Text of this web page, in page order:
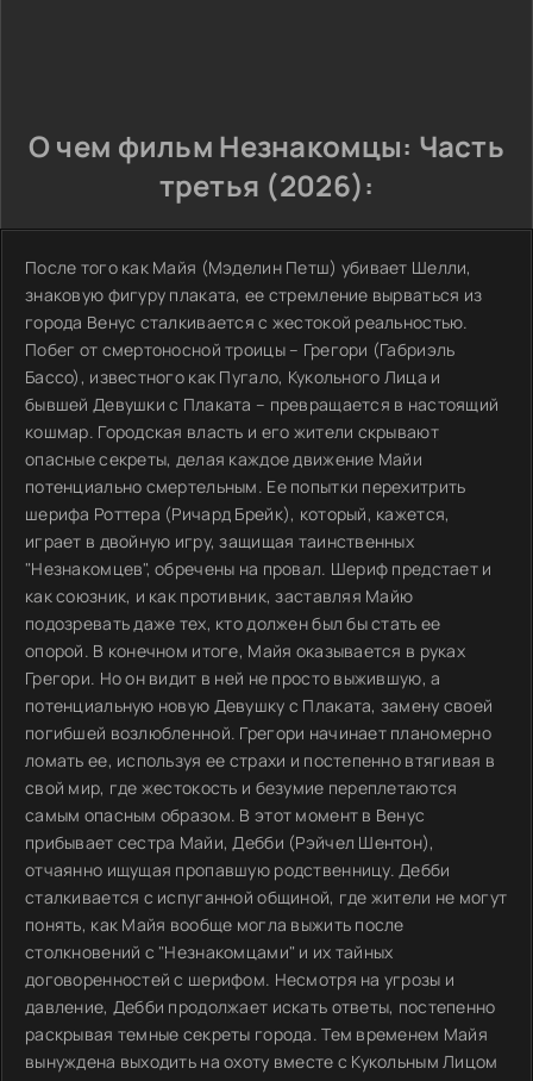
О чем фильм Незнакомцы: Часть
третья (2026):
После того как Майя (Мэделин Петш) убивает Шелли,
знаковую фигуру плаката, ее стремление вырваться из
города Венус сталкивается с жестокой реальностью.
Побег от смертоносной троицы – Грегори (Габриэль
Бассо), известного как Пугало, Кукольного Лица и
бывшей Девушки с Плаката – превращается в настоящий
кошмар. Городская власть и его жители скрывают
опасные секреты, делая каждое движение Майи
потенциально смертельным. Ее попытки перехитрить
шерифа Роттера (Ричард Брейк), который, кажется,
играет в двойную игру, защищая таинственных
"Незнакомцев", обречены на провал. Шериф предстает и
как союзник, и как противник, заставляя Майю
подозревать даже тех, кто должен был бы стать ее
опорой. В конечном итоге, Майя оказывается в руках
Грегори. Но он видит в ней не просто выжившую, а
потенциальную новую Девушку с Плаката, замену своей
погибшей возлюбленной. Грегори начинает планомерно
ломать ее, используя ее страхи и постепенно втягивая в
свой мир, где жестокость и безумие переплетаются
самым опасным образом. В этот момент в Венус
прибывает сестра Майи, Дебби (Рэйчел Шентон),
отчаянно ищущая пропавшую родственницу. Дебби
сталкивается с испуганной общиной, где жители не могут
понять, как Майя вообще могла выжить после
столкновений с "Незнакомцами" и их тайных
договоренностей с шерифом. Несмотря на угрозы и
давление, Дебби продолжает искать ответы, постепенно
раскрывая темные секреты города. Тем временем Майя
вынуждена выходить на охоту вместе с Кукольным Лицом